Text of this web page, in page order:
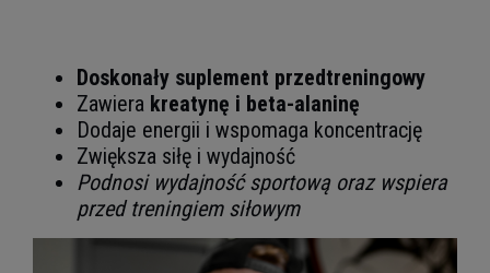
Doskonały suplement przedtreningowy
Zawiera kreatynę i beta-alaninę
Dodaje energii i wspomaga koncentrację
Zwiększa siłę i wydajność
Podnosi wydajność sportową oraz wspiera
przed treningiem siłowym